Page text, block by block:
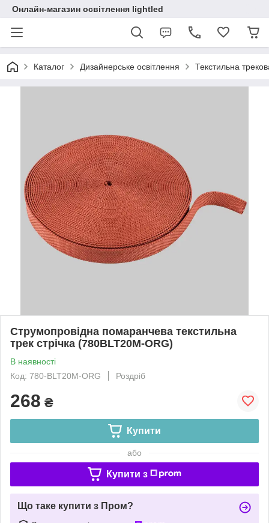
Онлайн-магазин освітлення lightled
Каталог Дизайнерське освітлення Текстильна
Струмопровідна помаранчева текстильна
трек стрічка (780BLT20M-ORG)
В наявності
Код: 780-BLT20M-ORG
Роздріб
268 ₴
Купити
або
Купити з
Що таке купити з Пром?